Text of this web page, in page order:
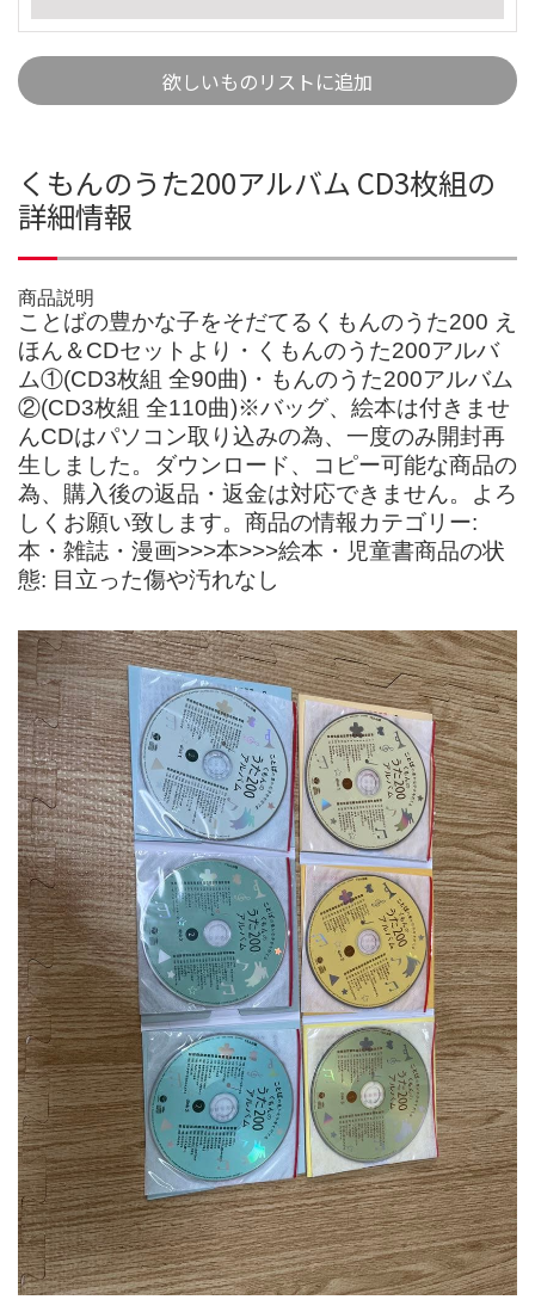
欲しいものリストに追加
くもんのうた200アルバム CD3枚組の
詳細情報
商品説明
ことばの豊かな子をそだてるくもんのうた200 え
ほん＆CDセットより・くもんのうた200アルバ
ム①(CD3枚組 全90曲)・もんのうた200アルバム
②(CD3枚組 全110曲)※バッグ、絵本は付きませ
んCDはパソコン取り込みの為、一度のみ開封再
生しました。ダウンロード、コピー可能な商品の
為、購入後の返品・返金は対応できません。よろ
しくお願い致します。商品の情報カテゴリー:
本・雑誌・漫画>>>本>>>絵本・児童書商品の状
態: 目立った傷や汚れなし